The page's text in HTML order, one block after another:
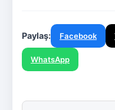
Paylaş: Facebook
WhatsApp